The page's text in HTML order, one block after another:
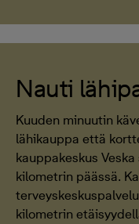
Nauti
Kuuden minuutin
lähikauppa että
kauppakeskus
kilometrin päässä.
kilometrin